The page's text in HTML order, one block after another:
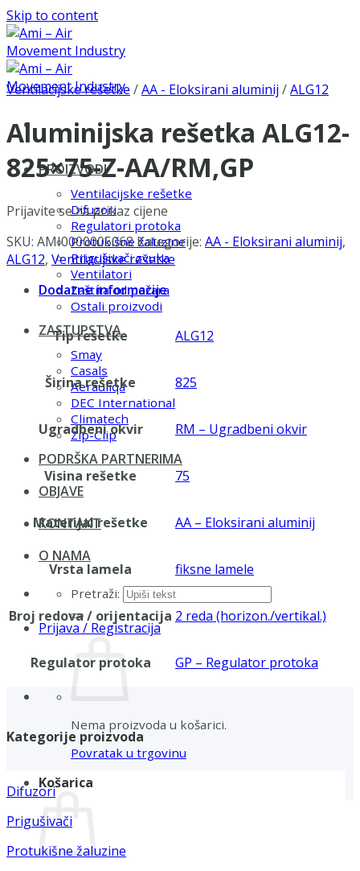
Skip to content
PROIZVODI
Ventilacijske rešetke
Difuzori
Regulatori protoka
Protukišne žaluzine
Prigušivači zvuka
Ventilatori
Zaštita od požara
Ostali proizvodi
ZASTUPSTVA
Smay
Casals
Aerauliqa
DEC International
Climatech
Zip-Clip
PODRŠKA PARTNERIMA
OBJAVE
KONTAKT
O NAMA
Pretraži:
Prijava / Registracija
Nema proizvoda u košarici.
Povratak u trgovinu
Košarica
Ventilacijske rešetke /AA - Eloksirani aluminij /ALG12
Aluminijska rešetka ALG12-
825×75-Z-AA/RM,GP
Prijavite se za prikaz cijene
SKU: AMI0000005068 Kategorije: AA - Eloksirani aluminij,
ALG12, Ventilacijske rešetke
Dodatne informacije
Tip rešetke ALG12
Širina rešetke 825
Ugradbeni okvir RM – Ugradbeni okvir
Visina rešetke 75
Materijal rešetke AA – Eloksirani aluminij
Vrsta lamela fiksne lamele
Broj redova / orijentacija 2 reda (horizon./vertikal.)
Regulator protoka GP – Regulator protoka
Kategorije proizvoda
Difuzori
Prigušivači
Protukišne žaluzine